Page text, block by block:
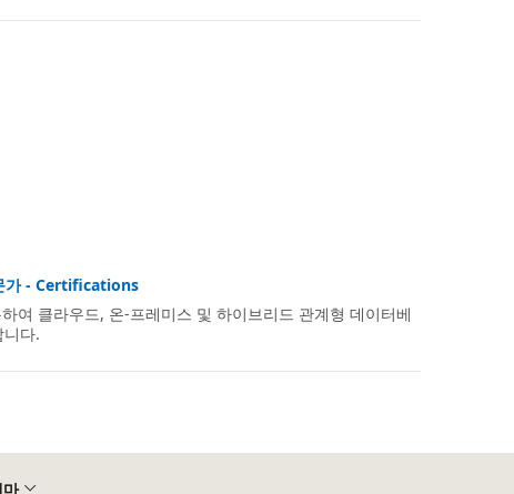
가 - Certifications
여 클라우드, 온-프레미스 및 하이브리드 관계형 데이터베
다.